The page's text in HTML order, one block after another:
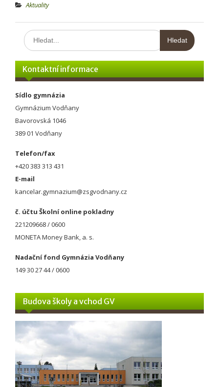
Aktuality
Hledat:
Kontaktní informace
Sídlo gymnázia
Gymnázium Vodňany
Bavorovská 1046
389 01 Vodňany
Telefon/fax
+420 383 313 431
E-mail
kancelar.gymnazium@zsgvodnany.cz
č. účtu Školní online pokladny
221209668 / 0600
MONETA Money Bank, a. s.
Nadační fond Gymnázia Vodňany
149 30 27 44 / 0600
Budova školy a vchod GV